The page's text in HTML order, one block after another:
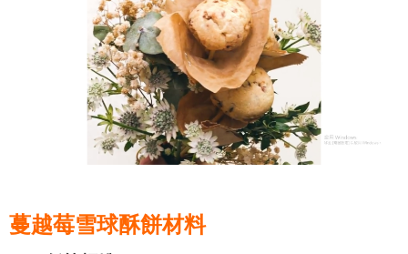
蔓越莓雪球酥餅材料